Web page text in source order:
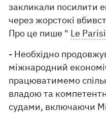
закликали посилити
через жорстокі
Про це пише " Le
- Необхідно
міжнародний
працюватимемо
владою та
судами, включаючи